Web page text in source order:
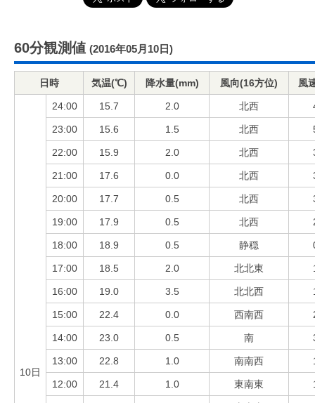
60分観測値 (2016年05月10日)
日時 気温(℃) 降水量(mm) 風向(16方位) 風
10日
24:00 15.7 2.0 北西
23:00 15.6 1.5 北西
22:00 15.9 2.0 北西
21:00 17.6 0.0 北西
20:00 17.7 0.5 北西
19:00 17.9 0.5 北西
18:00 18.9 0.5 静穏
17:00 18.5 2.0 北北東
16:00 19.0 3.5 北北西
15:00 22.4 0.0 西南西
14:00 23.0 0.5 南
13:00 22.8 1.0 南南西
12:00 21.4 1.0 東南東